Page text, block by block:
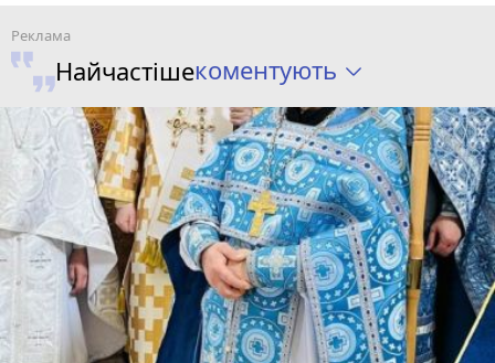
Найчастішекоментують